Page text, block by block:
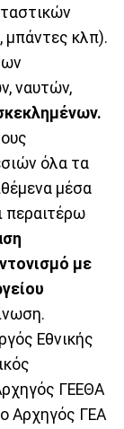
κλπ).
ναυτών,
όλα τα
μέσα
περαιτέρω
με
Εθνικής
ΓΕΕΘΑ
Αρχηγός ΓΕΑ